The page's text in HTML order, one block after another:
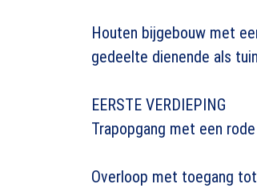
Houten bijgebouw met
gedeelte dienende als
EERSTE VERDIEPING
Trapopgang met een
Overloop met toegang